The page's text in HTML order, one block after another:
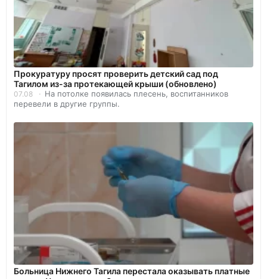
Прокуратуру просят проверить детский сад под
Тагилом из-за протекающей крыши (обновлено)
07.08
На потолке появилась плесень, воспитанников
перевели в другие группы.
Больница Нижнего Тагила перестала оказывать платные